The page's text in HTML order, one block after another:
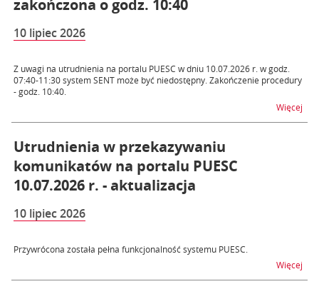
zakończona o godz. 10:40
10 lipiec 2026
Z uwagi na utrudnienia na portalu PUESC w dniu 10.07.2026 r. w godz.
07:40-11:30 system SENT może być niedostępny. Zakończenie procedury
- godz. 10:40.
Więcej
Utrudnienia w przekazywaniu
komunikatów na portalu PUESC
10.07.2026 r. - aktualizacja
10 lipiec 2026
Przywrócona została pełna funkcjonalność systemu PUESC.
Więcej